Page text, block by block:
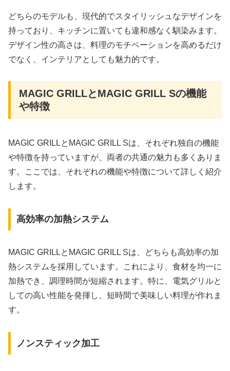
どちらのモデルも、現代的でスタイリッシュなデザインを
持っており、キッチンに置いても違和感なく馴染みます。
デザイン性の高さは、料理のモチベーションを高めるだけ
でなく、インテリアとしても魅力的です。
MAGIC GRILLとMAGIC GRILL Sの機能
や特徴
MAGIC GRILLとMAGIC GRILL Sは、それぞれ独自の機能
や特徴を持っていますが、両者の共通の魅力も多くありま
す。ここでは、それぞれの機能や特徴について詳しく紹介
します。
高効率の加熱システム
MAGIC GRILLとMAGIC GRILL Sは、どちらも高効率の加
熱システムを採用しています。これにより、食材を均一に
加熱でき、調理時間が短縮されます。特に、電気グリルと
しての高い性能を発揮し、短時間で美味しい料理が作れま
す。
ノンスティック加工